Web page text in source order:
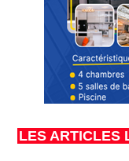
LES ARTICLES